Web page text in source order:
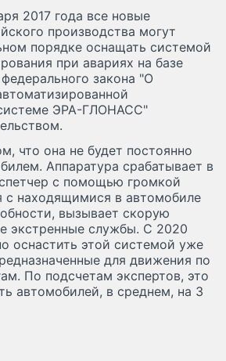
2017 года все новые
производства могут
порядке оснащать системой
при авариях на базе
закона "О
ЭРА-ГЛОНАСС"
что она не будет постоянно
Аппаратура срабатывает в
с помощью громкой
с находящимися в автомобиле
вызывает скорую
экстренные службы. С 2020
оснастить этой системой уже
для движения по
По подсчетам экспертов, это
автомобилей, в среднем, на 3